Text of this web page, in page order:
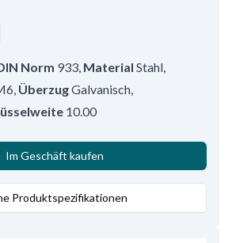
Norm 933, Material Stahl,
, ÜberzugGalvanisch,
10.00
Im Geschäft kaufen
Produktspezifikationen